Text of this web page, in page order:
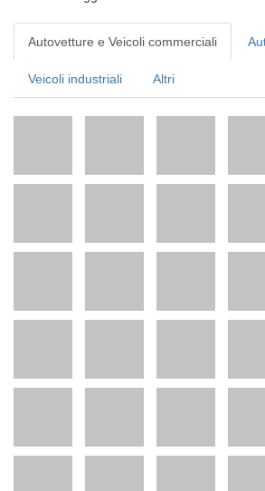
Autovetture e Veicoli commerciali
Veicoli industriali Altri